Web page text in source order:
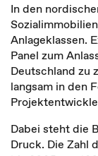
In den
Anlageklassen.
Panel zum
Deutschland zu
langsam in den
Dabei steht die
Druck. Die Zahl